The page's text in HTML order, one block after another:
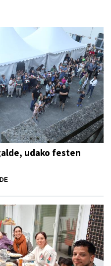
udako festen